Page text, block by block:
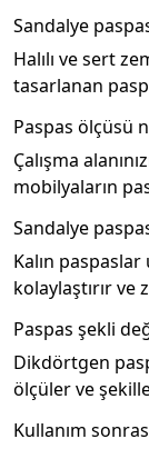
Sandalye
Halılı ve sert
tasarlanan
Paspas ölçüsü
Çalışma
mobilyaların
Sandalye
Kalın
kolaylaştırır ve
Paspas şekli
Dikdörtgen
ölçüler ve
Kullanım